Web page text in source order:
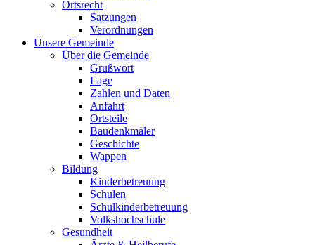
Ortsrecht
Satzungen
Verordnungen
Unsere Gemeinde
Über die Gemeinde
Grußwort
Lage
Zahlen und Daten
Anfahrt
Ortsteile
Baudenkmäler
Geschichte
Wappen
Bildung
Kinderbetreuung
Schulen
Schulkinderbetreuung
Volkshochschule
Gesundheit